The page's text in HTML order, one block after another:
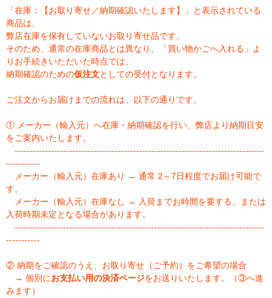
「在庫：【お取り寄せ／納期確認いたします】」と表示されている
商品は、
弊店在庫を保有していないお取り寄せ品です。
そのため、通常の在庫商品とは異なり、「買い物かごへ入れる」よ
りお手続きいただいた時点では、
納期確認のための仮注文としての受付となります。
ご注文からお届けまでの流れは、以下の通りです。
① メーカー（輸入元）へ在庫・納期確認を行い、弊店より納期目安
をご案内いたします。
----------------------------------------------------------------------------------
-----------
メーカー（輸入元）在庫あり → 通常 2～7日程度でお届け可能で
す。
メーカー（輸入元）在庫なし → 入荷までお時間を要する、または
入荷時期未定となる場合があります。
----------------------------------------------------------------------------------
-----------
② 納期をご確認のうえ、お取り寄せ（ご予約）をご希望の場合
→ 個別にお支払い用の決済ページをお送りいたします。（③へ進
みます）